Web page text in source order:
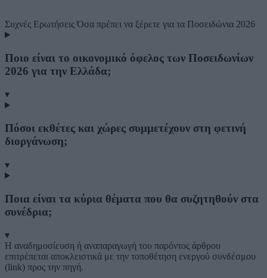
Συχνές ΕρωτήσειςΌσα πρέπει να ξέρετε για τα Ποσειδώνια 2026
Ποιο είναι το οικονομικό όφελος των Ποσειδωνίων
2026 για την Ελλάδα;
▾
Πόσοι εκθέτες και χώρες συμμετέχουν στη φετινή
διοργάνωση;
▾
Ποια είναι τα κύρια θέματα που θα συζητηθούν στα
συνέδρια;
▾
Η αναδημοσίευση ή αναπαραγωγή του παρόντος άρθρου
επιτρέπεται αποκλειστικά με την τοποθέτηση ενεργού συνδέσμου
(link) προς την πηγή.